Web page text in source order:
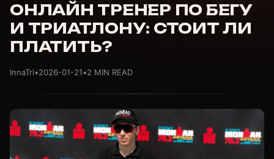
ОНЛАЙН ТРЕНЕР ПО БЕГУ
И ТРИАТЛОНУ: СТОИТ ЛИ
ПЛАТИТЬ?
InnaTri•2026-01-21•2 MIN READ